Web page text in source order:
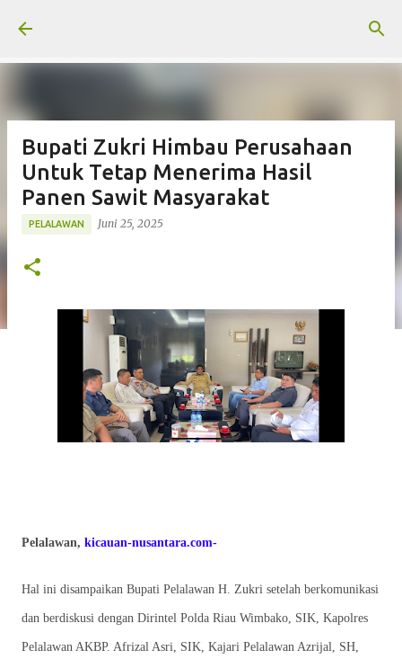
Bupati Zukri Himbau Perusahaan
Untuk Tetap Menerima Hasil
Panen Sawit Masyarakat
PELALAWAN Juni 25, 2025
Pelalawan, kicauan-nusantara.com-
Hal ini disampaikan Bupati Pelalawan H. Zukri setelah berkomunikasi
dan berdiskusi dengan Dirintel Polda Riau Wimbako, SIK, Kapolres
Pelalawan AKBP. Afrizal Asri, SIK, Kajari Pelalawan Azrijal, SH,